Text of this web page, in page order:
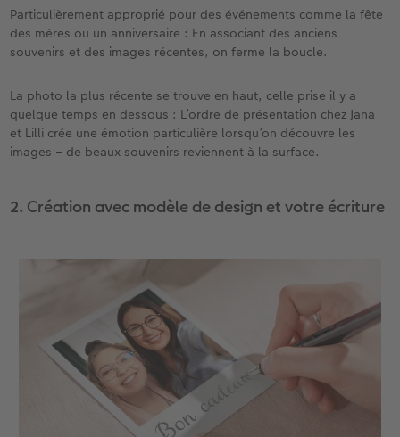
Particulièrement approprié pour des événements comme la fête
des mères ou un anniversaire : En associant des anciens
souvenirs et des images récentes, on ferme la boucle.
La photo la plus récente se trouve en haut, celle prise il y a
quelque temps en dessous : L’ordre de présentation chez Jana
et Lilli crée une émotion particulière lorsqu’on découvre les
images – de beaux souvenirs reviennent à la surface.
2. Création avec modèle de design et votre écriture